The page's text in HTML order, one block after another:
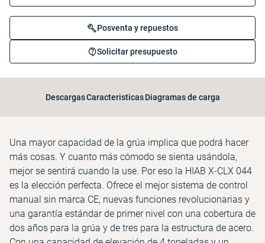
Posventa y repuestos
Solicitar presupuesto
DescargasCaracteristicas Diagramas de carga
Una mayor capacidad de la grúa implica que podrá hacer
más cosas. Y cuanto más cómodo se sienta usándola,
mejor se sentirá cuando la use. Por eso la HIAB X-CLX 044
es la elección perfecta. Ofrece el mejor sistema de control
manual sin marca CE, nuevas funciones revolucionarias y
una garantía estándar de primer nivel con una cobertura de
dos años para la grúa y de tres para la estructura de acero.